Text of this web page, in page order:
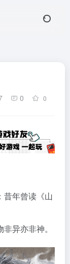
0 0
昔年曾读《山
异亦非神。